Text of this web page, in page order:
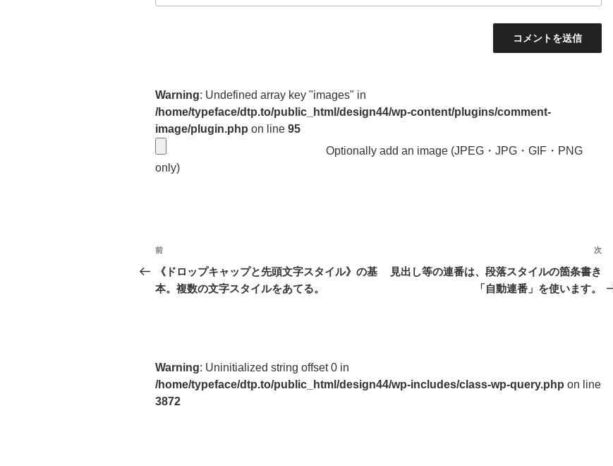
Warning: Undefined array key "images" in
/home/typeface/dtp.to/public_html/design44/wp-content/plugins/comment-
image/plugin.php on line 95
Optionally add an image (JPEG・JPG・GIF・PNG
only)
投
稿
ナ
ー
シ
前
の
投
前
《ドロップキャップと先頭文字スタイル》の基
本。複数の文字スタイルをあてる。
次
投
次
見出し等の連番は、段落スタイルの箇条書き
「自動連番」を使います。
Warning: Uninitialized string offset 0 in
/home/typeface/dtp.to/public_html/design44/wp-includes/class-wp-query.php on line
3872